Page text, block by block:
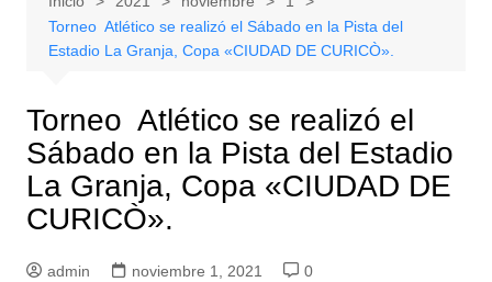
Torneo Atlético se realizó el Sábado en la Pista del
Estadio La Granja, Copa «CIUDAD DE CURICÒ».
Torneo Atlético se realizó el
Sábado en la Pista del Estadio
La Granja, Copa «CIUDAD DE
CURICÒ».
admin noviembre 1, 2021
0